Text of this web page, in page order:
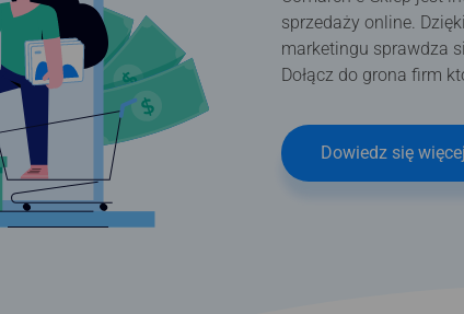
sprzedaży online.
marketingu sprawdza
Dołącz do grona firm
Dowiedz się więcej